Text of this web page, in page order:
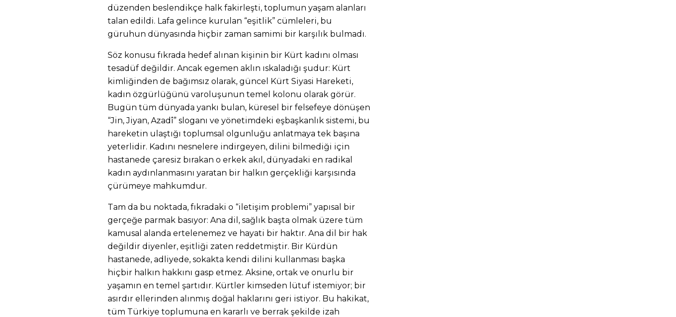
düzenden beslendikçe halk fakirleşti, toplumun yaşam alanları
talan edildi. Lafa gelince kurulan “eşitlik” cümleleri, bu
güruhun dünyasında hiçbir zaman samimi bir karşılık bulmadı.
Söz konusu fıkrada hedef alınan kişinin bir Kürt kadını olması
tesadüf değildir. Ancak egemen aklın ıskaladığı şudur: Kürt
kimliğinden de bağımsız olarak, güncel Kürt Siyasi Hareketi,
kadın özgürlüğünü varoluşunun temel kolonu olarak görür.
Bugün tüm dünyada yankı bulan, küresel bir felsefeye dönüşen
“Jin, Jiyan, Azadî” sloganı ve yönetimdeki eşbaşkanlık sistemi, bu
hareketin ulaştığı toplumsal olgunluğu anlatmaya tek başına
yeterlidir. Kadını nesnelere indirgeyen, dilini bilmediği için
hastanede çaresiz bırakan o erkek akıl, dünyadaki en radikal
kadın aydınlanmasını yaratan bir halkın gerçekliği karşısında
çürümeye mahkumdur.
Tam da bu noktada, fıkradaki o “iletişim problemi” yapısal bir
gerçeğe parmak basıyor: Ana dil, sağlık başta olmak üzere tüm
kamusal alanda ertelenemez ve hayati bir haktır. Ana dil bir hak
değildir diyenler, eşitliği zaten reddetmiştir. Bir Kürdün
hastanede, adliyede, sokakta kendi dilini kullanması başka
hiçbir halkın hakkını gasp etmez. Aksine, ortak ve onurlu bir
yaşamın en temel şartıdır. Kürtler kimseden lütuf istemiyor; bir
asırdır ellerinden alınmış doğal haklarını geri istiyor. Bu hakikat,
tüm Türkiye toplumuna en kararlı ve berrak şekilde izah